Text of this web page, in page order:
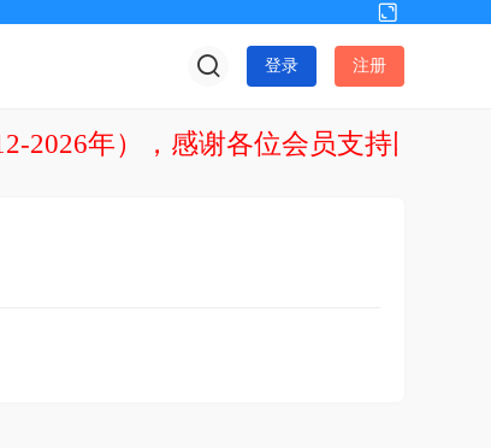
换
到
版
登录 注册
2026年），感谢各位会员支持网站发